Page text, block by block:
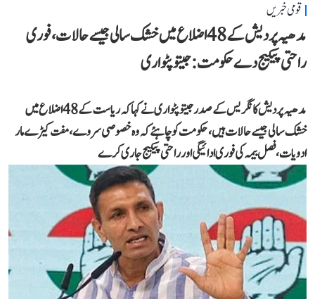
قومی خبریں
مدھیہ پردیش کے 48 اضلاع میں خشک سالی جیسے حالات، فوری
راحتی پیکیج دے حکومت: جیتو پٹواری
مدھیہ پردیش کانگریس کے صدر جیتو پٹواری نے کہا کہ ریاست کے 48 اضلاع میں
خشک سالی جیسے حالات ہیں، حکومت کو چاہئے کہ وہ خصوصی سروے، مفت کیڑے مار
ادویات، فصل بیمہ کی فوری ادائیگی اور راحتی پیکیج جاری کرے